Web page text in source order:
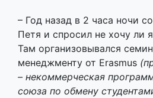
– Год назад в 2 часа ночи
Петя и спросил не хочу ли
Там организовывался
менеджменту от Erasmus (
– некоммерческая
союза по обмену